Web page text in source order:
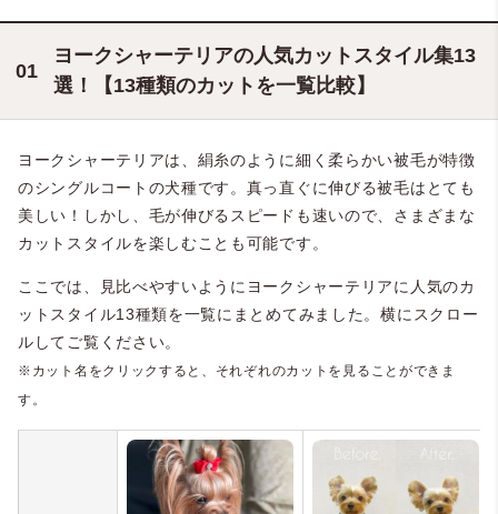
ヨークシャーテリアの人気カットスタイル集13
選！【13種類のカットを一覧比較】
ヨークシャーテリアは、絹糸のように細く柔らかい被毛が特徴
のシングルコートの犬種です。真っ直ぐに伸びる被毛はとても
美しい！しかし、毛が伸びるスピードも速いので、さまざまな
カットスタイルを楽しむことも可能です。
ここでは、見比べやすいようにヨークシャーテリアに人気のカ
ットスタイル13種類を一覧にまとめてみました。横にスクロー
ルしてご覧ください。
※カット名をクリックすると、それぞれのカットを見ることができま
す。